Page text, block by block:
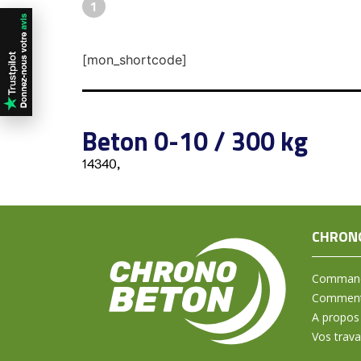
1
[mon_shortcode]
Beton 0-10 / 300 kg
14340,
A propos
Vos